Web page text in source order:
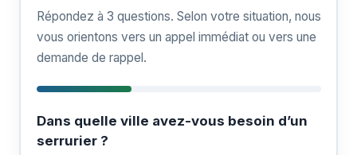
Répondez à 3 questions. Selon votre situation, nous
vous orientons vers un appel immédiat ou vers une
demande de rappel.
Dans quelle ville avez-vous besoin d’un
serrurier ?